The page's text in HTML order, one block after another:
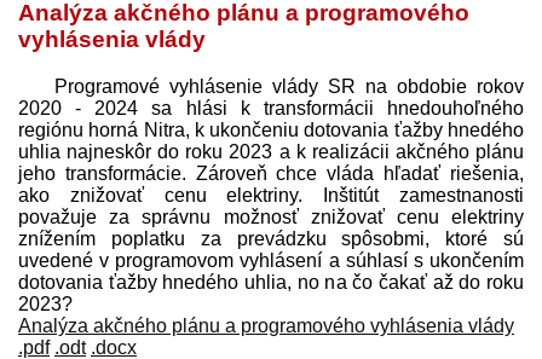
Analýza akčného plánu a programového
vyhlásenia vlády
Programové vyhlásenie vlády SR na obdobie rokov
2020 - 2024 sa hlási k transformácii hnedouhoľného
regiónu horná Nitra, k ukončeniu dotovania ťažby hnedého
uhlia najneskôr do roku 2023 a k realizácii akčného plánu
jeho transformácie. Zároveň chce vláda hľadať riešenia,
ako znižovať cenu elektriny. Inštitút zamestnanosti
považuje za správnu možnosť znižovať cenu elektriny
znížením poplatku za prevádzku spôsobmi, ktoré sú
uvedené v programovom vyhlásení a súhlasí s ukončením
dotovania ťažby hnedého uhlia, no na čo čakať až do roku
2023?
Analýza akčného plánu a programového vyhlásenia vlády
.pdf .odt .docx